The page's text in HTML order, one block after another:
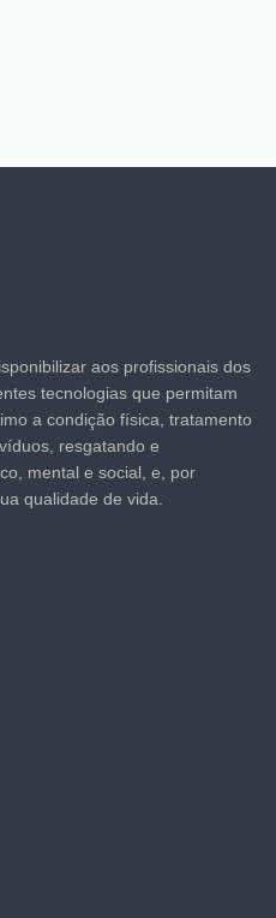
aos profissionais dos
tecnologias que permitam
a condição física, tratamento
resgatando e
mental e social, e, por
qualidade de vida.